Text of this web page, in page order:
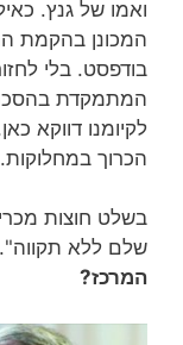
ואמו של גנץ.
המכונן בהקמת
בודפסט. בלי
המתמקדת
לקיומנו דווקא
הכרוך במחלוקות.
בשלט חוצות
שלם ללא תקווה".
המרכז?